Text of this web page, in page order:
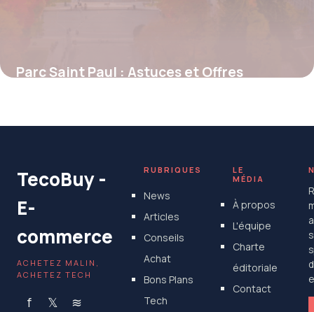
Parc Saint Paul : Astuces et Offres
TecoBuy -
E-
commerce
ACHETEZ MALIN,
ACHETEZ TECH
f 𝕏 ≋
RUBRIQUES
News
Articles
Conseils
Achat
Bons Plans
Tech
LE
MÉDIA
À propos
L'équipe
Charte
éditoriale
Contact